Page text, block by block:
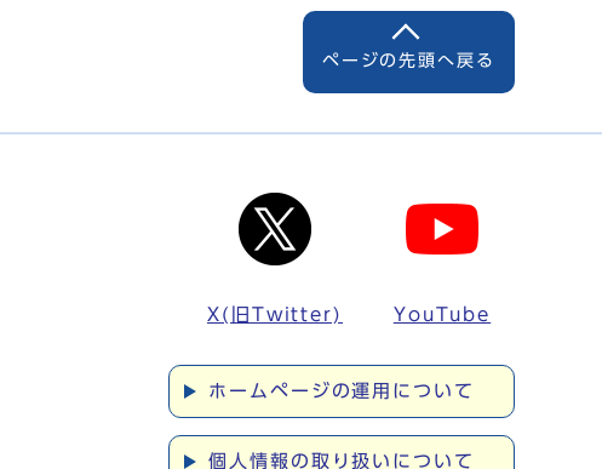
ページの先頭へ戻る
X(旧Twitter) YouTube
ホームページの運用について
個人情報の取り扱いについて